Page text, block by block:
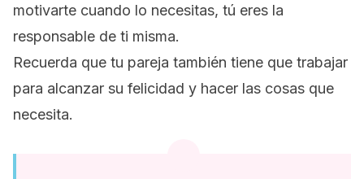
motivarte cuando lo necesitas, tú eres la
responsable de ti misma.
Recuerda que tu pareja también tiene que trabajar
para alcanzar su felicidad y hacer las cosas que
necesita.